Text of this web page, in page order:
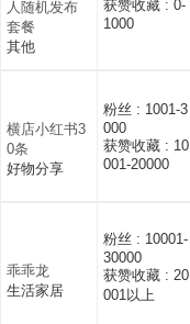
人随机发布
套餐
其他
获赞收藏 : 0-
1000
横店小红书3
0条
好物分享
粉丝 : 1001-3
000
获赞收藏 : 10
001-20000
乖乖龙
生活家居
粉丝 : 10001-
30000
获赞收藏 : 20
001以上